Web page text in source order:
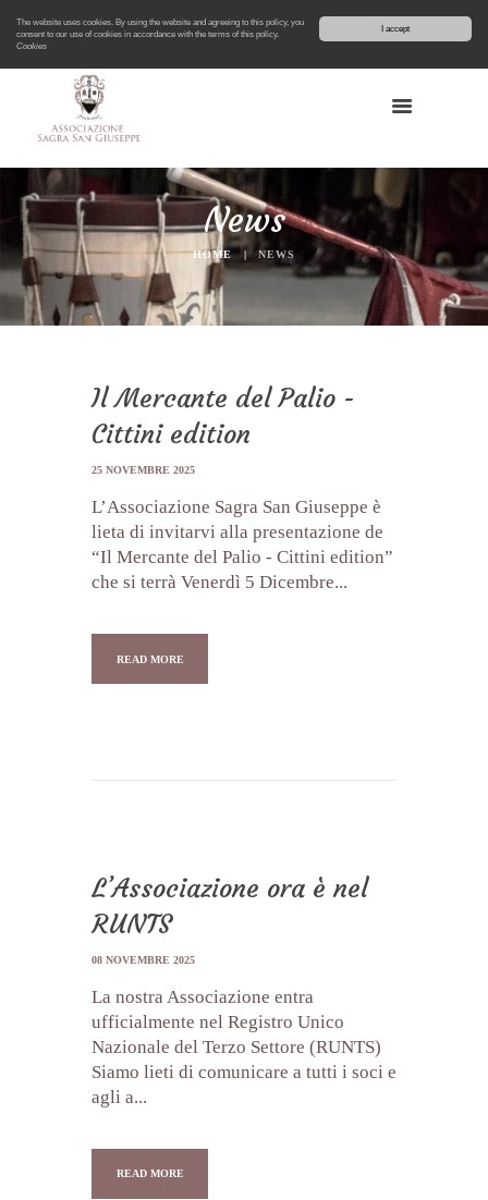
I accept
The website uses cookies. By using the website and agreeing to this policy, you
consent to our use of cookies in accordance with the terms of this policy.
Cookies
News
HOME NEWS
Il Mercante del Palio -
Cittini edition
25 NOVEMBRE 2025
L’Associazione Sagra San Giuseppe è
lieta di invitarvi alla presentazione de
“Il Mercante del Palio - Cittini edition”
che si terrà Venerdì 5 Dicembre...
READ MORE
L’Associazione ora è nel
RUNTS
08 NOVEMBRE 2025
La nostra Associazione entra
ufficialmente nel Registro Unico
Nazionale del Terzo Settore (RUNTS)
Siamo lieti di comunicare a tutti i soci e
agli a...
READ MORE